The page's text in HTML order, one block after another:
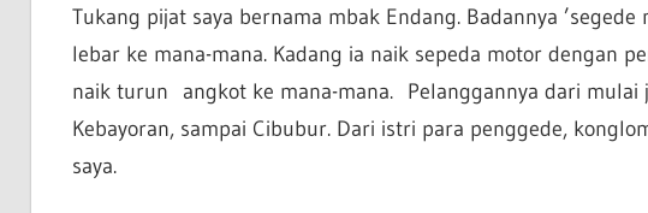
Tukang pijat saya bernama mbak Endang. Badannya
lebar ke mana-mana. Kadang ia naik sepeda motor dengan
naik turun angkot ke mana-mana. Pelanggannya dari mulai
Kebayoran, sampai Cibubur. Dari istri para penggede,
saya.